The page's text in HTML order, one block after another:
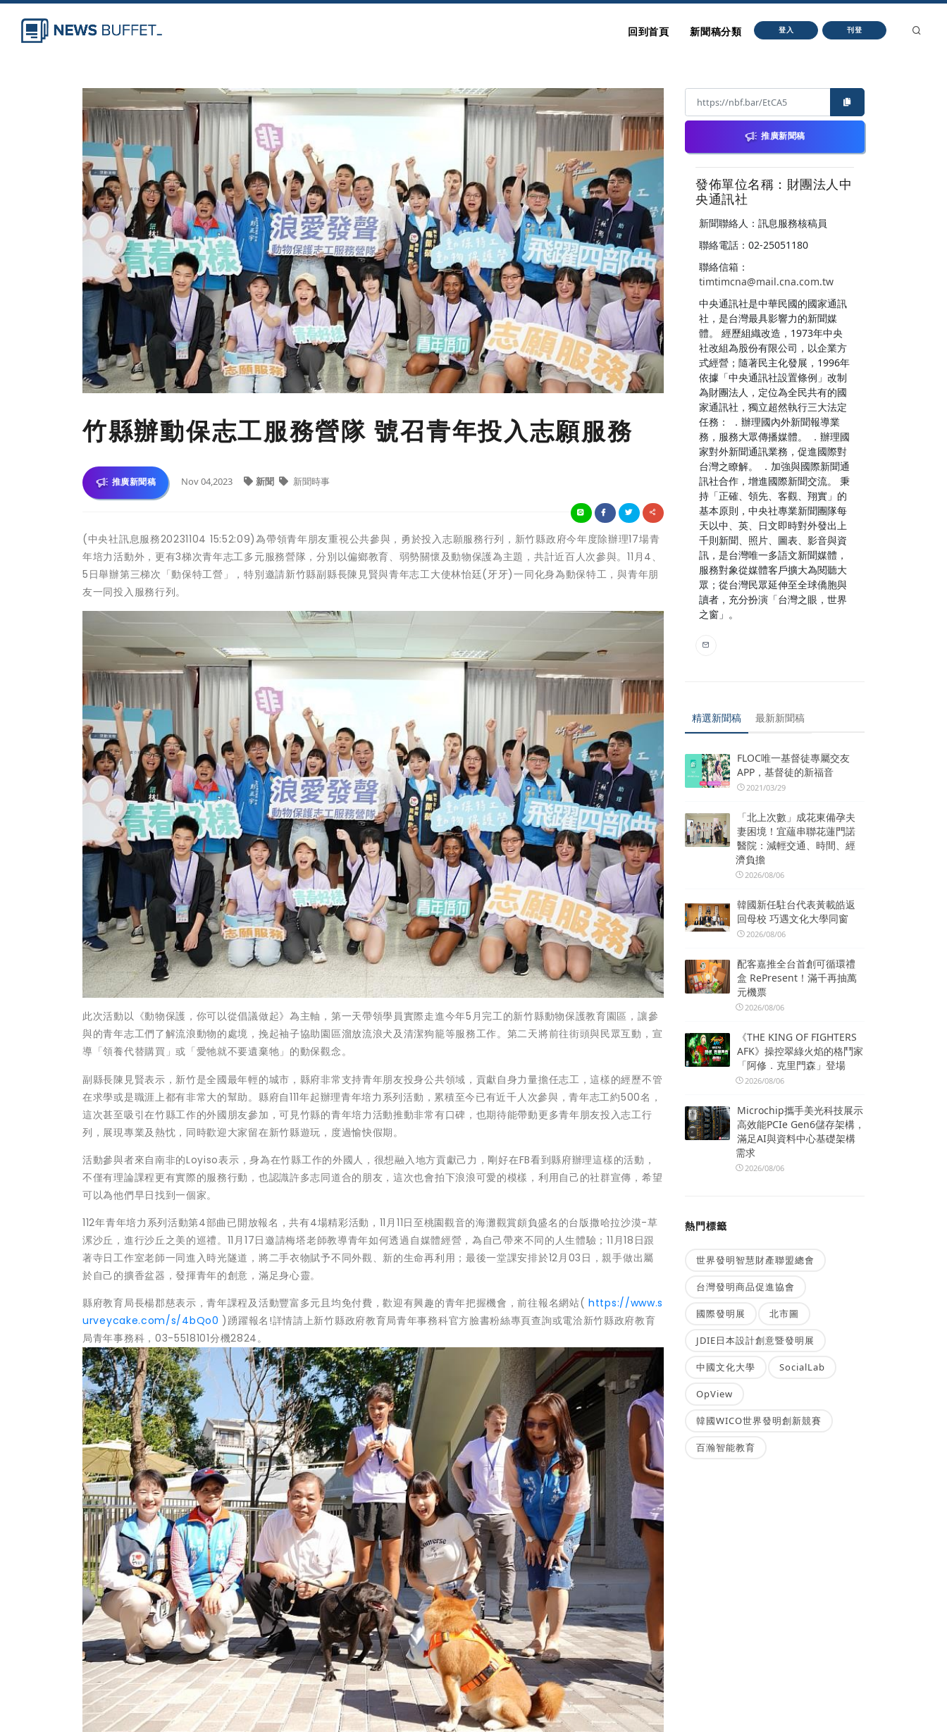
回到首頁 新聞稿分類 登入 刊登
竹縣辦動保志工服務營隊 號召青年投入志願服務
推廣新聞稿 Nov 04,2023 新聞 新聞時事
(中央社訊息服務20231104 15:52:09)為帶領青年朋友重視公共參與，勇於投入志願服務行列，新竹縣政府今年度除辦理17場青
年培力活動外，更有3梯次青年志工多元服務營隊，分別以偏鄉教育、弱勢關懷及動物保護為主題，共計近百人次參與。11月4、
5日舉辦第三梯次「動保特工營」，特別邀請新竹縣副縣長陳見賢與青年志工大使林怡廷(牙牙)一同化身為動保特工，與青年朋
友一同投入服務行列。
此次活動以《動物保護，你可以從倡議做起》為主軸，第一天帶領學員實際走進今年5月完工的新竹縣動物保護教育園區，讓參
與的青年志工們了解流浪動物的處境，挽起袖子協助園區溜放流浪犬及清潔狗籠等服務工作。第二天將前往街頭與民眾互動，宣
導「領養代替購買」或「愛牠就不要遺棄牠」的動保觀念。
副縣長陳見賢表示，新竹是全國最年輕的城市，縣府非常支持青年朋友投身公共領域，貢獻自身力量擔任志工，這樣的經歷不管
在求學或是職涯上都有非常大的幫助。縣府自111年起辦理青年培力系列活動，累積至今已有近千人次參與，青年志工約500名，
這次甚至吸引在竹縣工作的外國朋友參加，可見竹縣的青年培力活動推動非常有口碑，也期待能帶動更多青年朋友投入志工行
列，展現專業及熱忱，同時歡迎大家留在新竹縣遊玩，度過愉快假期。
活動參與者來自南非的Loyiso表示，身為在竹縣工作的外國人，很想融入地方貢獻己力，剛好在FB看到縣府辦理這樣的活動，
不僅有理論課程更有實際的服務行動，也認識許多志同道合的朋友，這次也會拍下浪浪可愛的模樣，利用自己的社群宣傳，希望
可以為他們早日找到一個家。
112年青年培力系列活動第4部曲已開放報名，共有4場精彩活動，11月11日至桃園觀音的海灘觀賞頗負盛名的台版撒哈拉沙漠-草
漯沙丘，進行沙丘之美的巡禮。11月17日邀請梅塔老師教導青年如何透過自媒體經營，為自己帶來不同的人生體驗；11月18日跟
著寺日工作室老師一同進入時光隧道，將二手衣物賦予不同外觀、新的生命再利用；最後一堂課安排於12月03日，親手做出屬
於自己的擴香盆器，發揮青年的創意，滿足身心靈。
縣府教育局長楊郡慈表示，青年課程及活動豐富多元且均免付費，歡迎有興趣的青年把握機會，前往報名網站(https://www.s
urveycake.com/s/4bQo0 )踴躍報名!詳情請上新竹縣政府教育局青年事務科官方臉書粉絲專頁查詢或電洽新竹縣政府教育
局青年事務科，03-5518101分機2824。
推廣新聞稿
發佈單位名稱：財團法人中
央通訊社
新聞聯絡人：訊息服務核稿員
聯絡電話：02-25051180
聯絡信箱：
timtimcna@mail.cna.com.tw
中央通訊社是中華民國的國家通訊
社，是台灣最具影響力的新聞媒
體。 經歷組織改造，1973年中央
社改組為股份有限公司，以企業方
式經營；隨著民主化發展，1996年
依據「中央通訊社設置條例」改制
為財團法人，定位為全民共有的國
家通訊社，獨立超然執行三大法定
任務： ．辦理國內外新聞報導業
務，服務大眾傳播媒體。 ．辦理國
家對外新聞通訊業務，促進國際對
台灣之瞭解。 ．加強與國際新聞通
訊社合作，增進國際新聞交流。 秉
持「正確、領先、客觀、翔實」的
基本原則，中央社專業新聞團隊每
天以中、英、日文即時對外發出上
千則新聞、照片、圖表、影音與資
訊，是台灣唯一多語文新聞媒體，
服務對象從媒體客戶擴大為閱聽大
眾；從台灣民眾延伸至全球僑胞與
讀者，充分扮演「台灣之眼，世界
之窗」。
精選新聞稿 最新新聞稿
FLOC唯一基督徒專屬交友
APP，基督徒的新福音
2021/03/29
「北上次數」成花東備孕夫
妻困境！宜蘊串聯花蓮門諾
醫院：減輕交通、時間、經
濟負擔
2026/08/06
韓國新任駐台代表黃載皓返
回母校 巧遇文化大學同窗
2026/08/06
配客嘉推全台首創可循環禮
盒 RePresent！滿千再抽萬
元機票
2026/08/06
《THE KING OF FIGHTERS
AFK》操控翠綠火焰的格鬥家
「阿修．克里門森」登場
2026/08/06
Microchip攜手美光科技展示
高效能PCIe Gen6儲存架構，
滿足AI與資料中心基礎架構
需求
2026/08/06
熱門標籤
世界發明智慧財產聯盟總會
台灣發明商品促進協會
國際發明展 北市圖
JDIE日本設計創意暨發明展
中國文化大學 SocialLab
OpView
韓國WICO世界發明創新競賽
百瀚智能教育